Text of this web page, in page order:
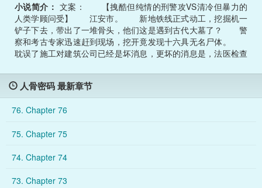
小说简介： 文案： 【拽酷但纯情的刑警攻VS清冷但暴力的
人类学顾问受】 江安市。 新地铁线正式动工，挖掘机一
铲子下去，带出了一堆骨头，他们这是遇到古代大墓了？ 警
察和考古专家迅速赶到现场，挖开竟发现十六具无名尸体。
耽误了施工对建筑公司已经是坏消息，更坏的消息是，法医检查
刀痕，怀疑死者生前遭受过虐待。 这无疑是一起恶性案件，
凶手这么做的目的是什么，报复，还是另有疑情？ 市公安局
紧急设立专案组，由刑侦支队副队长楼川担任专案组组长，全警
队高度配合。 因为涉案被害人众多，局长特意申请增员，邀
是他。“哟，小叔，我以为你要躲我一辈子。”平静的城市暗处，
，谁是加害者，谁又是受害者？入读指南：1.双视角，攻视角偏
.社会背景架空，无特殊指代————
人骨密码 最新章节
76. Chapter 76
75. Chapter 75
74. Chapter 74
73. Chapter 73